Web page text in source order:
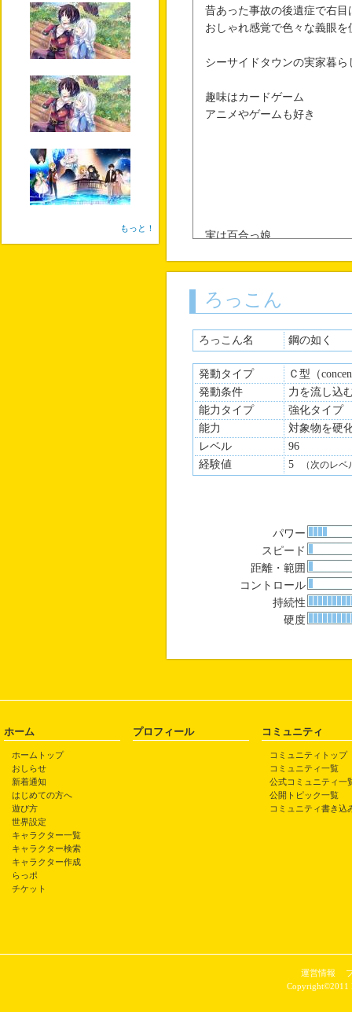
昔あった事故の後遺症で右目
おしゃれ感覚で色々な義眼を
シーサイドタウンの実家暮
趣味はカードゲーム
アニメやゲームも好き
実は百合っ娘
好みのタイプは束縛が強く
ろっこん
ろっこん名 鋼の如く
発動タイプ
Ｃ型（
発動条件
力を流し込
能力タイプ
強化タイプ
能力
対象物を硬
レベル
96
経験値
5 （次のレ
パワー
スピード
距離・範囲
コントロール
持続性
硬度
もっと！
ホーム
ホームトップ
おしらせ
新着通知
はじめての方へ
遊び方
世界設定
キャラクター一覧
キャラクター検索
キャラクター作成
らっポ
チケット
プロフィール コミュニティ
コミュニティトップ
コミュニティ一覧
公式コミュニティ一
公開トピック一覧
コミュニティ書き込
運営情報
Copyright©2011